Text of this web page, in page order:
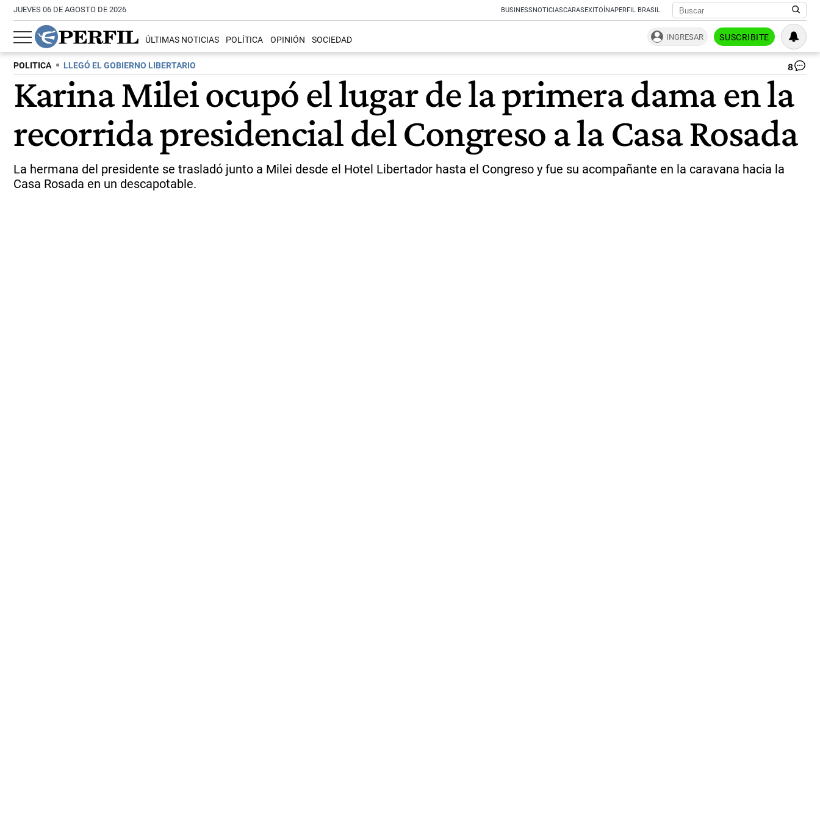
JUEVES 06 DE AGOSTO DE 2026 BUSINESSNOTICIASCARASEXITOÍNAPERFIL BRASIL
ÚLTIMAS NOTICIAS POLÍTICA OPINIÓN SOCIEDAD INGRESAR SUSCRIBITE
POLITICA LLEGÓ EL GOBIERNO LIBERTARIO 8
Karina Milei ocupó el lugar de la primera dama en la
recorrida presidencial del Congreso a la Casa Rosada
La hermana del presidente se trasladó junto a Milei desde el Hotel Libertador hasta el Congreso y fue su acompañante en la caravana hacia la
Casa Rosada en un descapotable.